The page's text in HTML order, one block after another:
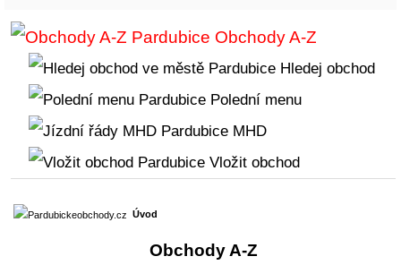
Obchody A-Z
Hledej obchod
Polední menu
MHD
Vložit obchod
Úvod
Obchody A-Z